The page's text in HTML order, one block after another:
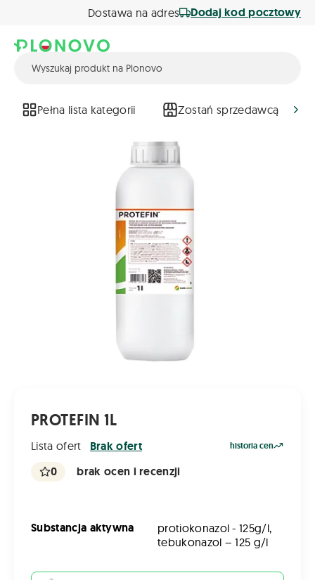
Dostawa na adres Dodaj kod pocztowy
Pełna lista kategorii Zostań sprzedawcą
PROTEFIN 1L
Lista ofert Brak ofert historia cen
0 brak ocen i recenzji
Substancja aktywna
protiokonazol - 125g/l,
tebukonazol – 125 g/l